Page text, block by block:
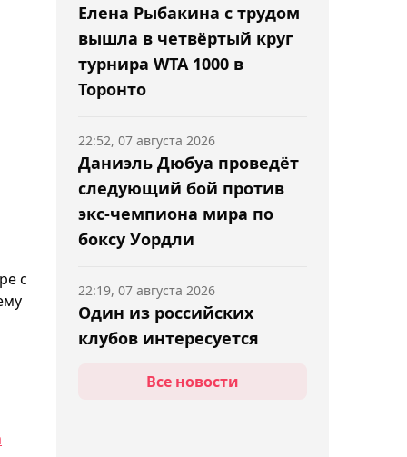
с
Елена Рыбакина с трудом
вышла в четвёртый круг
турнира WTA 1000 в
Торонто
Даниэль Дюбуа проведёт
следующий бой против
экс-чемпиона мира по
боксу Уордли
22:52, 07 августа 2026
Один из российских
клубов интересуется
Устименко
22:19, 07 августа 2026
Все новости